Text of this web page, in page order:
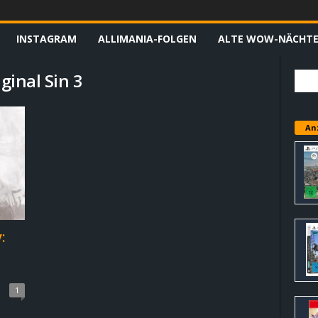
INSTAGRAM ALLIMANIA-FOLGEN ALTE WOW-NÄCHTE
Sin 3
1